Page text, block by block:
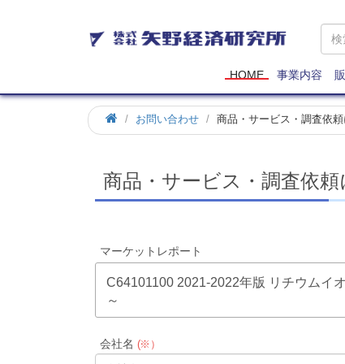
矢
野
研
究
所
HOME 事業内容
お問い合わせ 商品・サービス・調査依
商品・サービス・調査依
マーケットレポート
C64101100 2021-2022年版 リチウムイ
～
会社名 (※）